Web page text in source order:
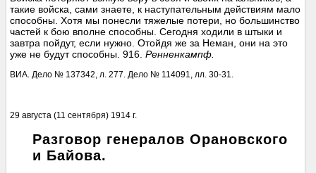
такие войска, сами знаете, к наступательным действиям мало
способны. Хотя мы понесли тяжелые потери, но большинство
частей к бою вполне способны. Сегодня ходили в штыки и
завтра пойдут, если нужно. Отойдя же за Неман, они на это
уже не будут способны. 916.Ренненкампф.
ВИА. Дело № 137342, л. 277. Дело № 114091, лл. 30-31.
29 августа (11 сентября) 1914 г.
Разговор генералов Орановского
и Байова.